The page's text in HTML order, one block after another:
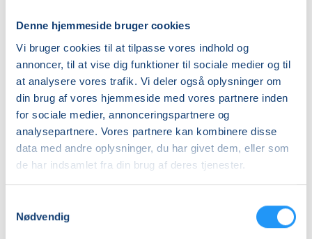
Denne hjemmeside bruger cookies
Vi bruger cookies til at tilpasse vores indhold og
annoncer, til at vise dig funktioner til sociale medier og til
at analysere vores trafik. Vi deler også oplysninger om
din brug af vores hjemmeside med vores partnere inden
for sociale medier, annonceringspartnere og
analysepartnere. Vores partnere kan kombinere disse
data med andre oplysninger, du har givet dem, eller som
de har indsamlet fra din brug af deres tjenester.
Nødvendig
- Evt. Symaskine
- Skærelineal med amerikanske mål (Kan evt. lånes)
- Skærehjul (kan evt. lånes)
- Skæreunderlag (Kan evt. lånes)
- Alm. sygrej (knappenåle, opsprætter, stofsaks, tråd,
stofpen mv.)
Kurset er for alle, der har lyst til at prøve kræfter med
at sy tasker.
Priser
Almen
DKK 960,00
Info
Første mødegang